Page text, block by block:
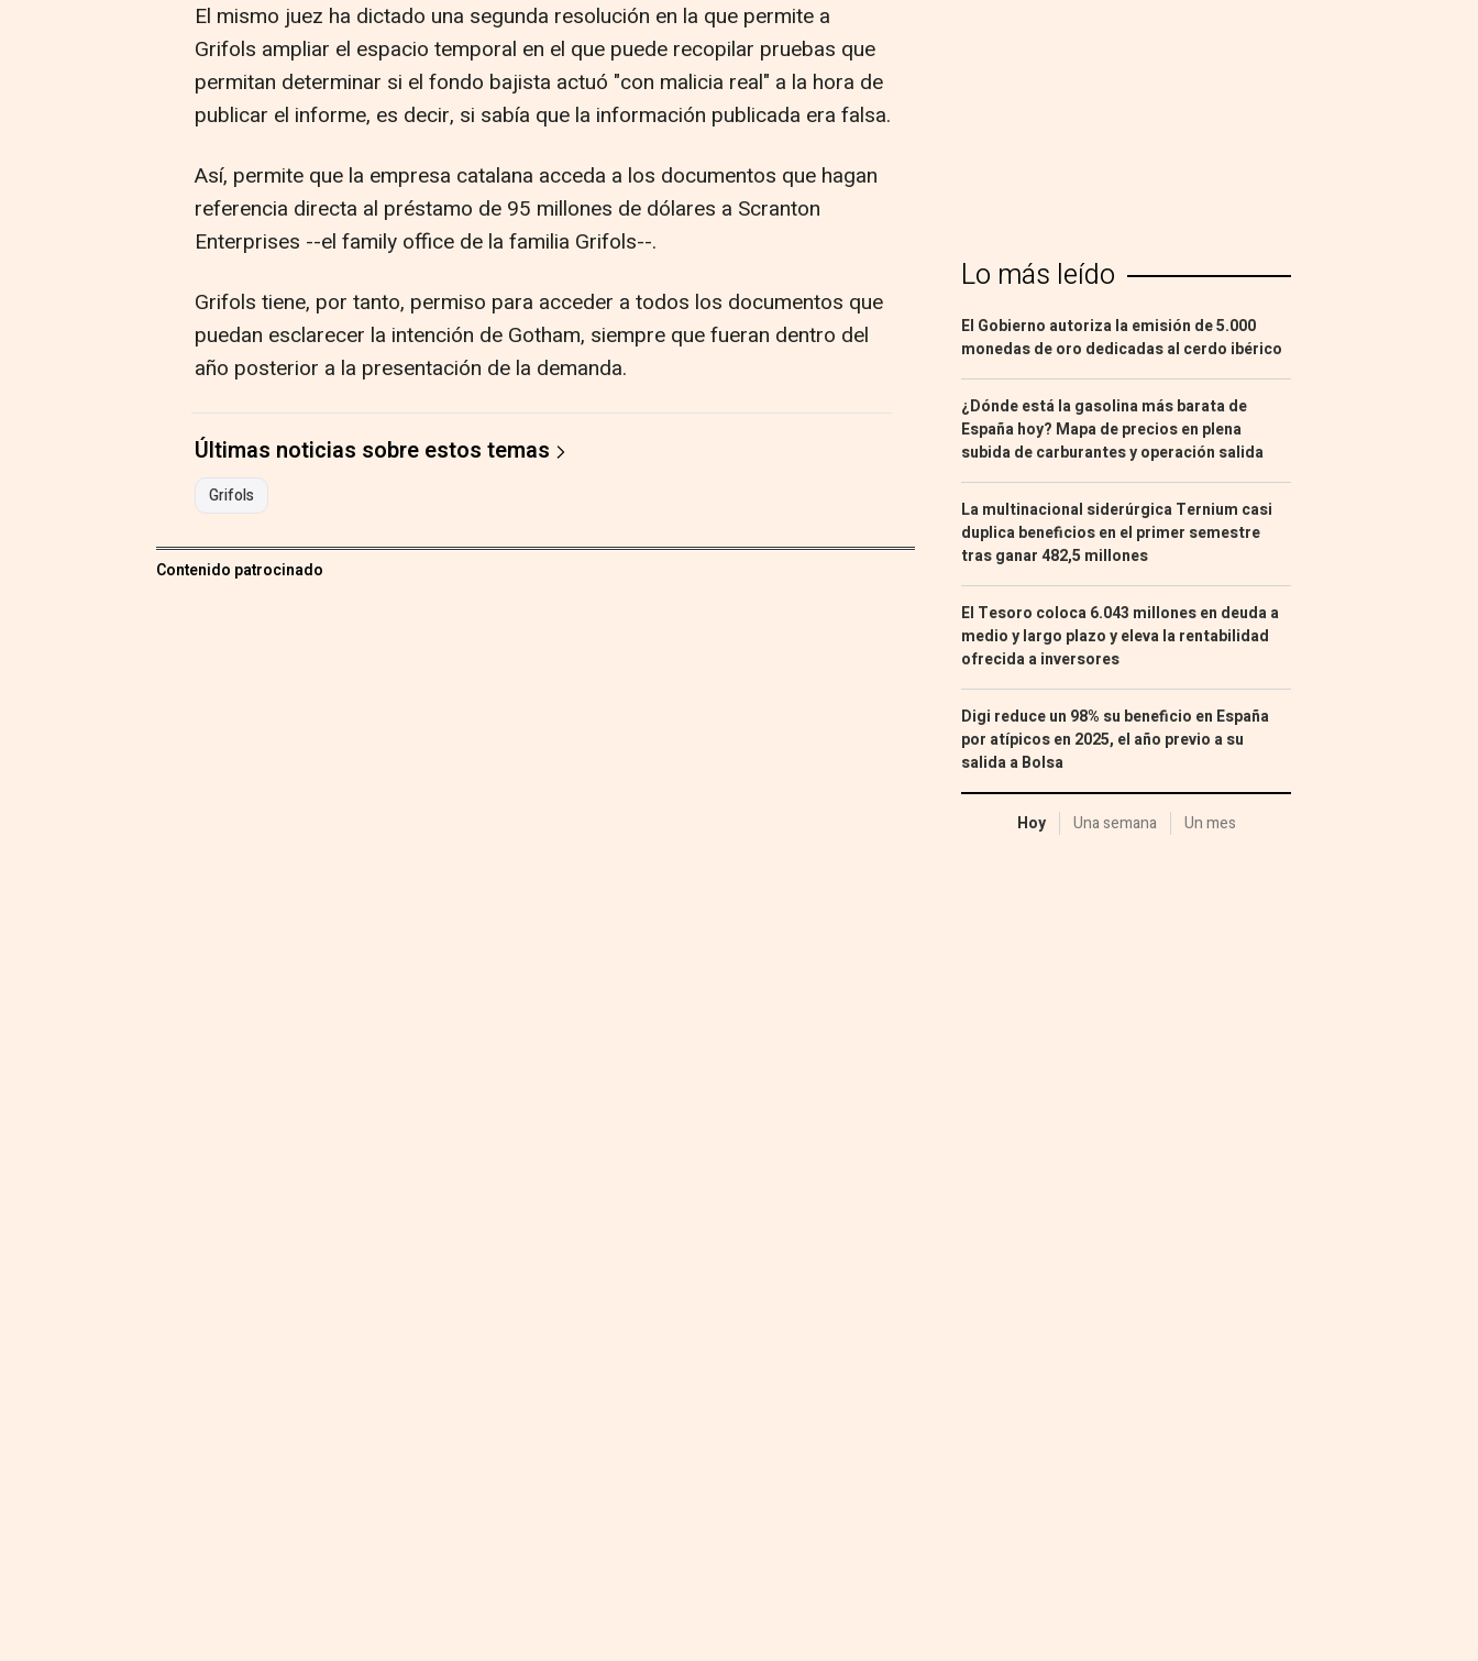
El mismo juez ha dictado una segunda resolución en la que permite a
Grifols ampliar el espacio temporal en el que puede recopilar pruebas que
permitan determinar si el fondo bajista actuó "con malicia real" a la hora de
publicar el informe, es decir, si sabía que la información publicada era falsa.
Así, permite que la empresa catalana acceda a los documentos que hagan
referencia directa al préstamo de 95 millones de dólares a Scranton
Enterprises --el family office de la familia Grifols--.
Grifols tiene, por tanto, permiso para acceder a todos los documentos que
puedan esclarecer la intención de Gotham, siempre que fueran dentro del
año posterior a la presentación de la demanda.
Últimas noticias sobre estos temas
Grifols
Contenido patrocinado
Lo más leído
El Gobierno autoriza la emisión de 5.000
monedas de oro dedicadas al cerdo ibérico
¿Dónde está la gasolina más barata de
España hoy? Mapa de precios en plena
subida de carburantes y operación salida
La multinacional siderúrgica Ternium casi
duplica beneficios en el primer semestre
tras ganar 482,5 millones
El Tesoro coloca 6.043 millones en deuda a
medio y largo plazo y eleva la rentabilidad
ofrecida a inversores
Digi reduce un 98% su beneficio en España
por atípicos en 2025, el año previo a su
salida a Bolsa
Hoy Una semana Un mes